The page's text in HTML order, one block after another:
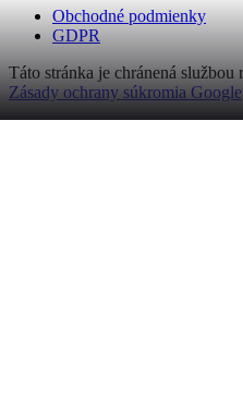
Obchodné podmienky
GDPR
Táto stránka je chránená
Zásady ochrany súkromia Google